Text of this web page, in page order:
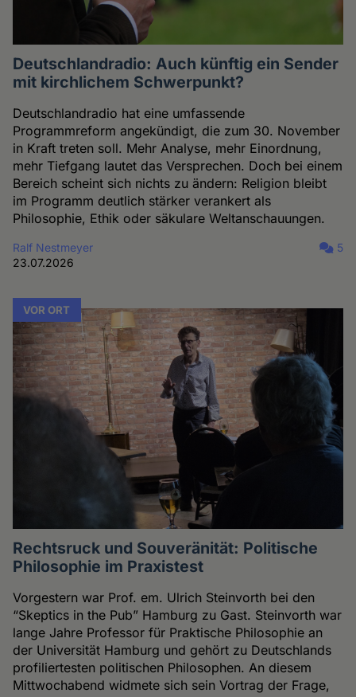
Deutschlandradio: Auch künftig ein Sender
mit kirchlichem Schwerpunkt?
Deutschlandradio hat eine umfassende
Programmreform angekündigt, die zum 30. November
in Kraft treten soll. Mehr Analyse, mehr Einordnung,
mehr Tiefgang lautet das Versprechen. Doch bei einem
Bereich scheint sich nichts zu ändern: Religion bleibt
im Programm deutlich stärker verankert als
Philosophie, Ethik oder säkulare Weltanschauungen.
Ralf Nestmeyer
23.07.2026
5
VOR ORT
Rechtsruck und Souveränität: Politische
Philosophie im Praxistest
Vorgestern war Prof. em. Ulrich Steinvorth bei den
“Skeptics in the Pub” Hamburg zu Gast. Steinvorth war
lange Jahre Professor für Praktische Philosophie an
der Universität Hamburg und gehört zu Deutschlands
profiliertesten politischen Philosophen. An diesem
Mittwochabend widmete sich sein Vortrag der Frage,